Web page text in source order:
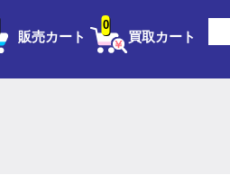
販売カート 買取カート
0